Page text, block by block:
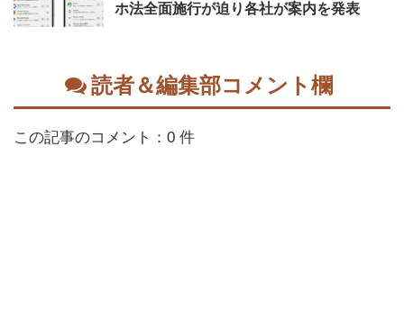
ホ法全面施行が迫り各社が案内を発表
読者＆編集部コメント欄
この記事のコメント：0 件